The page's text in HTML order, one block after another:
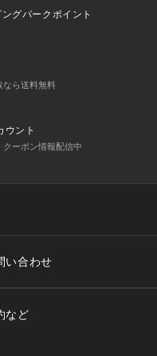
グパークポイント
なら送料無料
ウント
クーポン情報配信中
い合わせ
など